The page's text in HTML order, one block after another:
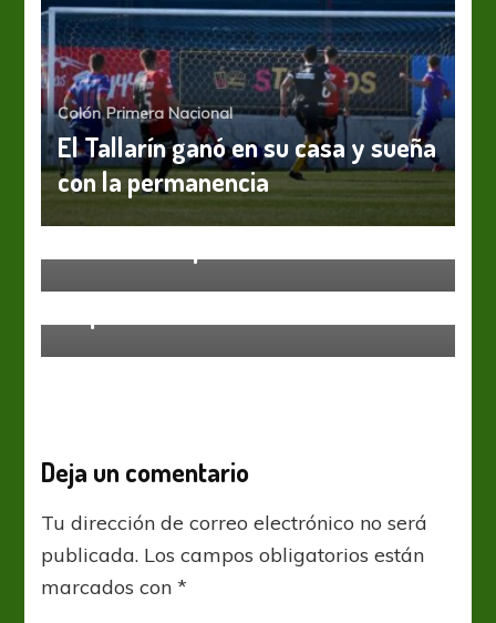
Colón Primera Nacional
El Tallarín ganó en su casa y sueña
con la permanencia
Deja un comentario
Tu dirección de correo electrónico no será
publicada. Los campos obligatorios están
marcados con*